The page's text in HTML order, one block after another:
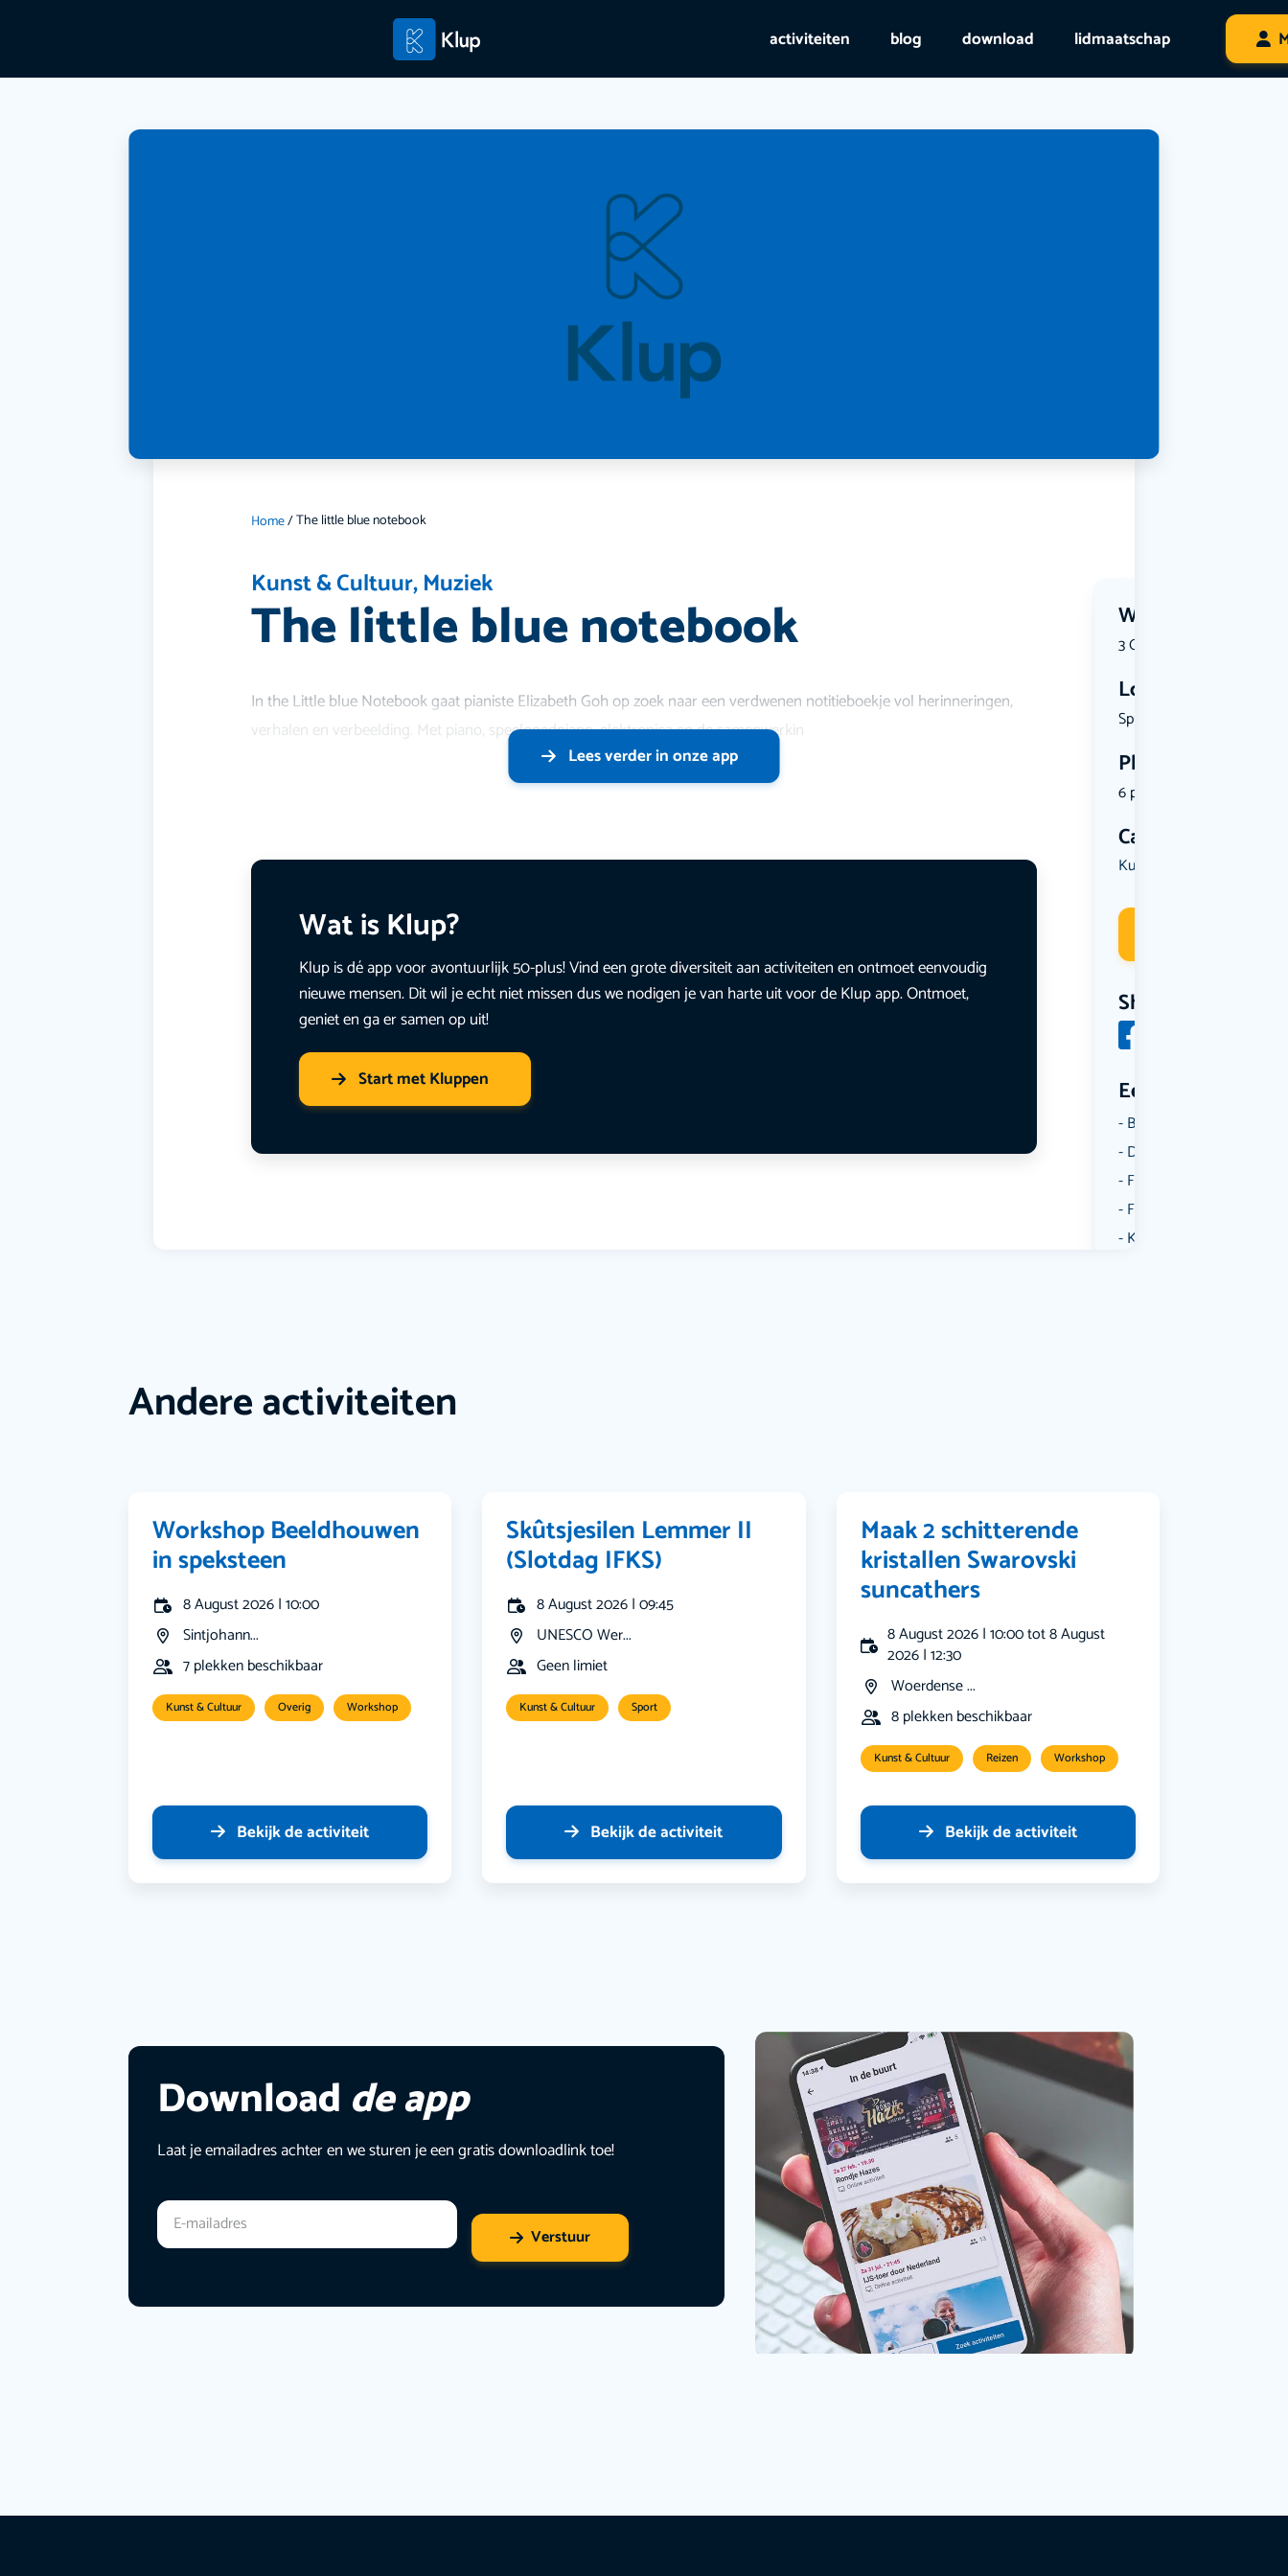
activiteiten blog download lidmaatschap
Home/The little blue notebook
Kunst & Cultuur,Muziek
The little blue notebook Wanneer?
3 October 2026 | 12:30
Locatie
Spui 175, ...
Plekken
6 plekken beschikbaar
Categorie
Kunst & Cultuur
Share
Een aantal
Borrelen
Dansen
Fietsen
Film
Kunst & Cultuur
In the Little blue Notebook gaat pianiste Elizabeth Goh op zoek naar een verdwenen notitieboekje vol herinneringen,
verhalen en verbeelding. Met piano, speelgoedpiano, elektronica en de samenwerkin
Lees verder in onze app
Wat is Klup?
Klup is dé app voor avontuurlijk 50-plus! Vind een grote diversiteit aan activiteiten en ontmoet eenvoudig
nieuwe mensen. Dit wil je echt niet missen dus we nodigen je van harte uit voor de Klup app. Ontmoet,
geniet en ga er samen op uit!
Start met Kluppen
Andere activiteiten
Workshop Beeldhouwen
in speksteen
8 August 2026 | 10:00
Sintjohann...
7 plekken beschikbaar
Kunst & Cultuur Overig Workshop
Bekijk de activiteit
Skûtsjesilen Lemmer II
(Slotdag IFKS)
8 August 2026 | 09:45
UNESCO Wer...
Geen limiet
Kunst & Cultuur Sport
Bekijk de activiteit
Maak 2 schitterende
kristallen Swarovski
suncathers
8 August 2026 | 10:00 tot 8 August
2026 | 12:30
Woerdense ...
8 plekken beschikbaar
Kunst & Cultuur Reizen Workshop
Bekijk de activiteit
Download de app
Laat je emailadres achter en we sturen je een gratis downloadlink toe!
Verstuur